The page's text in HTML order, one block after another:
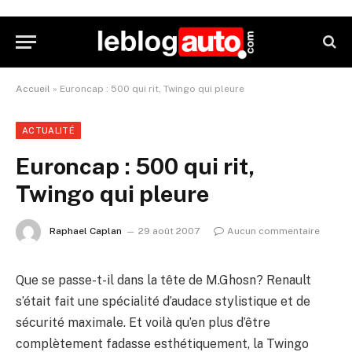
Accueil » Euroncap : 500 qui rit, Twingo qui pleure
ACTUALITÉ
Euroncap : 500 qui rit,
Twingo qui pleure
Raphael Caplan 29 août 2007 Aucun commentaire
Que se passe-t-il dans la tête de M.Ghosn? Renault
s’était fait une spécialité d’audace stylistique et de
sécurité maximale. Et voilà qu’en plus d’être
complètement fadasse esthétiquement, la Twingo